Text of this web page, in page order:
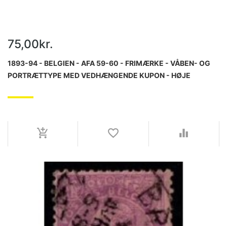
75,00kr.
1893-94 - BELGIEN - AFA 59-60 - FRIMÆRKE - VÅBEN- OG
PORTRÆTTYPE MED VEDHÆNGENDE KUPON - HØJE